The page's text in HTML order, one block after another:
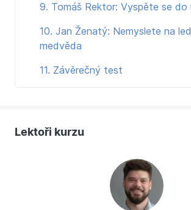
9. Tomáš Rektor: Vyspěte se do
10. Jan Ženatý: Nemyslete na
medvěda
11. Závěrečný test
Lektoři kurzu